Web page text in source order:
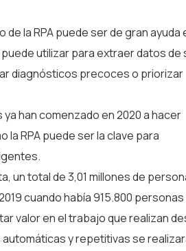
de la RPA puede ser de gran ayuda
utilizar para extraer datos de
diagnósticos precoces o priorizar
ya han comenzado en 2020 a hacer
RPA puede ser la clave para
un total de 3,01 millones de
cuando había 915.800 personas
valor en el trabajo que realizan
y repetitivas se